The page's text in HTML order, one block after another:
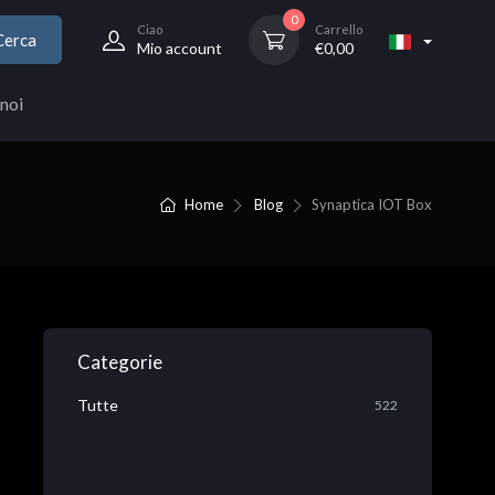
Ciao
Mio account
0
Carrello
€0,00
Home Blog Synaptica IOT Box
Categorie
Tutte 522